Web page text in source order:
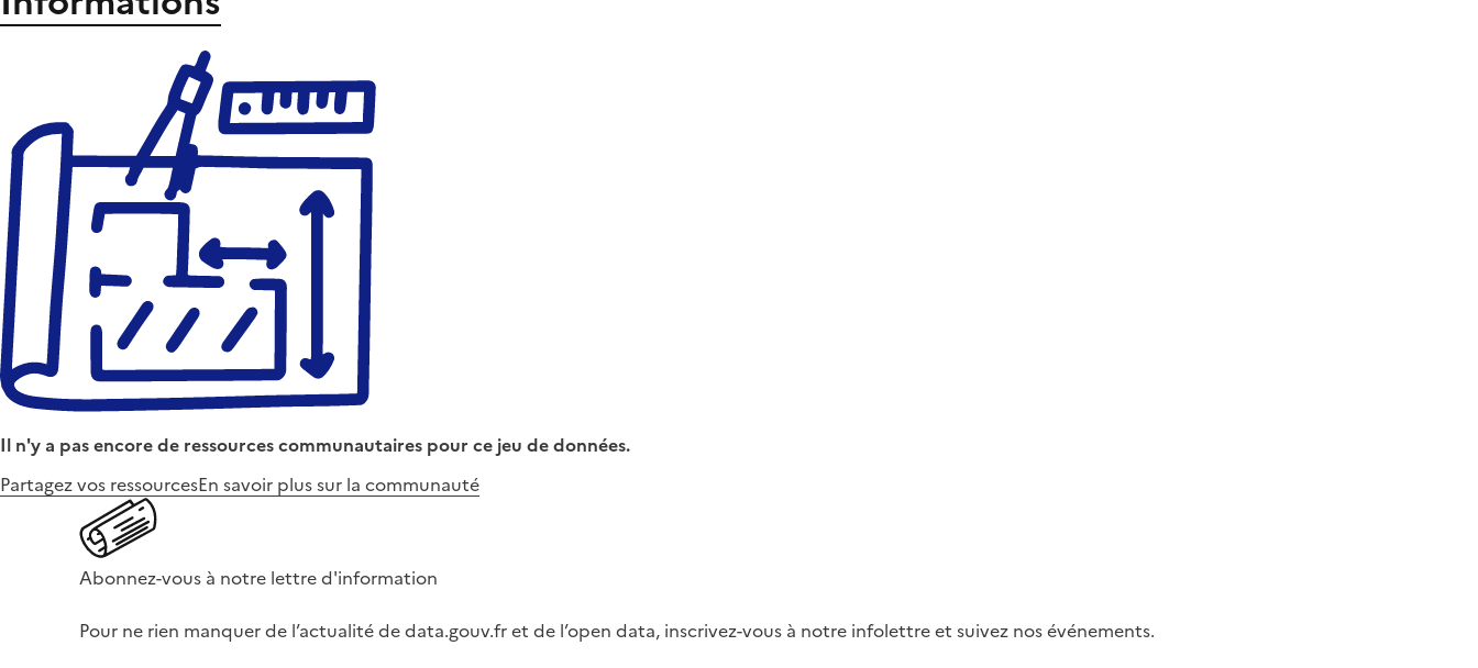
Il n'y a pas encore de ressources communautaires pour ce jeu de données.
Partagez vos ressourcesEn savoir plus sur la communauté
Abonnez-vous à notre lettre d'information
Pour ne rien manquer de l’actualité de data.gouv.fr et de l’open data, inscrivez-vous à notre infolettre et suivez nos événements.